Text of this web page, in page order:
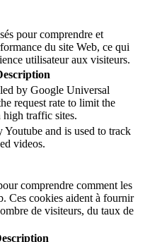
pour comprendre et
du site Web, ce qui
utilisateur aux visiteurs.
by Google Universal
request rate to limit the
traffic sites.
Youtube and is used to track
videos.
comprendre comment les
Ces cookies aident à fournir
de visiteurs, du taux de